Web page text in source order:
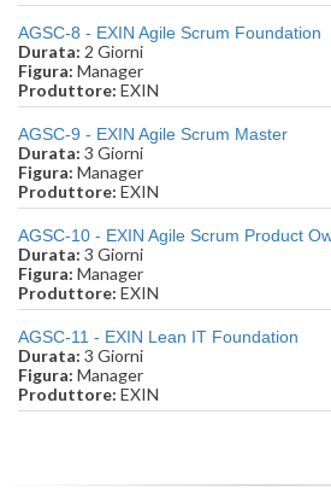
AGSC-8 - EXIN Agile Scrum Foundation
Durata: 2 Giorni
Figura: Manager
Produttore: EXIN
AGSC-9 - EXIN Agile Scrum Master
Durata: 3 Giorni
Figura: Manager
Produttore: EXIN
AGSC-10 - EXIN Agile Scrum Product
Durata: 3 Giorni
Figura: Manager
Produttore: EXIN
AGSC-11 - EXIN Lean IT Foundation
Durata: 3 Giorni
Figura: Manager
Produttore: EXIN